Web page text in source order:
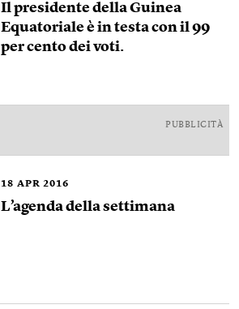
Il presidente della Guinea
Equatoriale è in testa con il 99
per cento dei voti.
PUBBLICITÀ
18 APR 2016
L’agenda della settimana